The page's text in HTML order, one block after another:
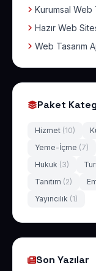
Kurumsal Web
Hazır Web
Web Tasarım
Paket
Hizmet (10)
Yeme-İçme (7)
Hukuk (3)
Tanıtım (2)
Yayıncılık (1)
Son Yazılar